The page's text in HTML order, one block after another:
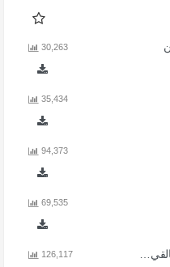
30,263
35,434
94,373
69,535
126,117